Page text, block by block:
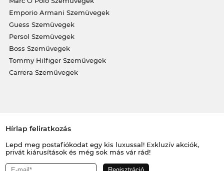
Emporio Armani Szemüvegek
Guess Szemüvegek
Persol Szemüvegek
Boss Szemüvegek
Tommy Hilfiger Szemüvegek
Carrera Szemüvegek
Hírlap feliratkozás
Lepd meg postafiókodat egy kis luxussal! Exkluzív akciók,
privát kiárusítások és még sok más vár rád!